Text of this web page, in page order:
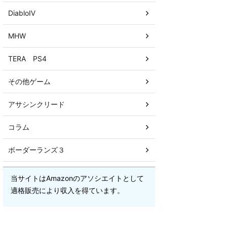
DiabloⅣ
MHW
TERA PS4
その他ゲーム
アサシンクリード
コラム
ボーダーランズ３
当サイトはAmazonのアソシエイトとして
適格販売により収入を得ています。